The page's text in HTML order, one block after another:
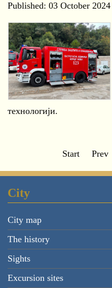
Published: 03 October 2024
технологији.
Start Prev
City
City map
The history
Sights
Excursion sites